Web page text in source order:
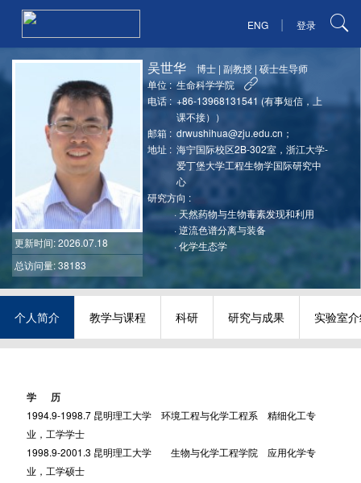
ENG | 登录
更新时间: 2026.07.18
总访问量: 38183
吴世华 博士 |副教授 |硕士生导师
单位 : 生命科学学院
电话 : +86-13968131541 (有事短信，上
课不接））
邮箱 : drwushihua@zju.edu.cn；
地址 : 海宁国际校区2B-302室，浙江大学-
爱丁堡大学工程生物学国际研究中
心
研究方向 :
· 天然药物与生物毒素发现和利用
·逆流色谱分离与装备
·化学生态学
个人简介 教学与课程 科研 研究与成果 实验室
学 历
1994.9-1998.7 昆明理工大学 环境工程与化学工程系 精细化工专
业，工学学士
1998.9-2001.3 昆明理工大学 生物与化学工程学院 应用化学专
业，工学硕士